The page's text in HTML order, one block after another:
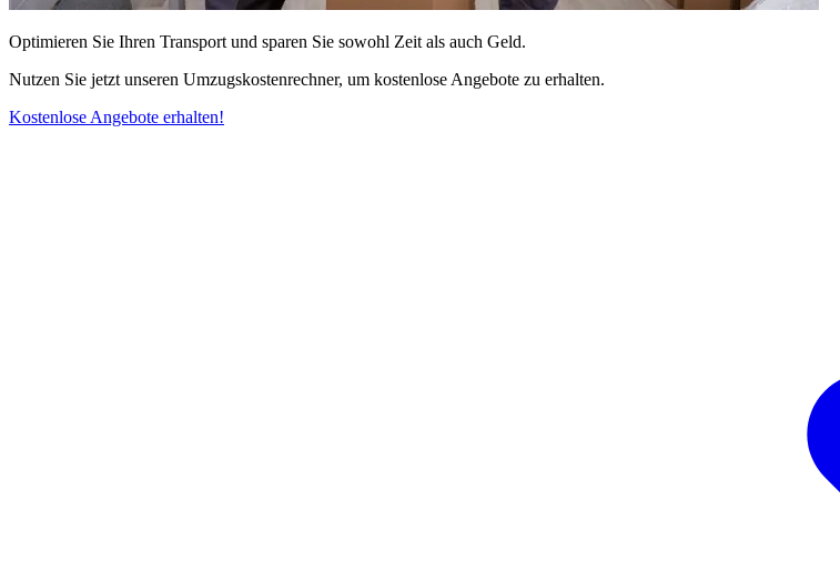
Optimieren Sie Ihren Transport und sparen Sie sowohl Zeit als auch Geld.
Nutzen Sie jetzt unseren Umzugskostenrechner, um kostenlose Angebote zu erhalten.
Kostenlose Angebote erhalten!